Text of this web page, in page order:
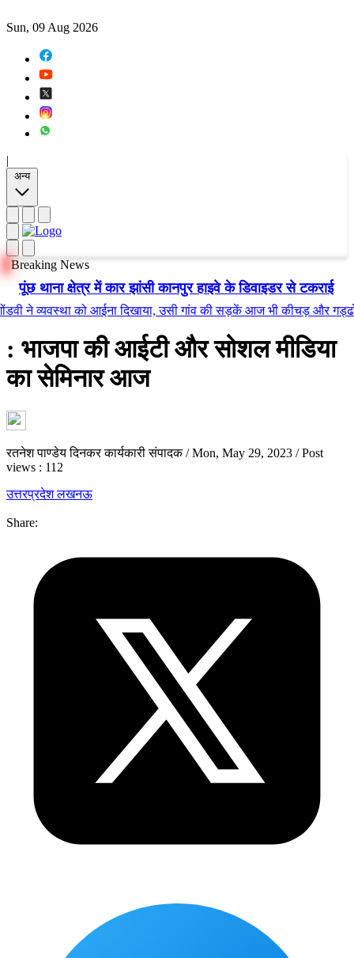
Sun, 09 Aug 2026
|
अन्य
Breaking News
पूंछ थाना क्षेत्र में कार झांसी कानपुर हाइवे के डिवाइडर से टकराई
व्यवस्था को आईना दिखाया, उसी गांव की सड़कें आज भी कीचड़ और गड्ढों में
: भाजपा की आईटी और सोशल मीडिया
का सेमिनार आज
रतनेश पाण्डेय दिनकर कार्यकारी संपादक/Mon, May 29, 2023 /Post
views : 112
उत्तरप्रदेशलखनऊ
Share: